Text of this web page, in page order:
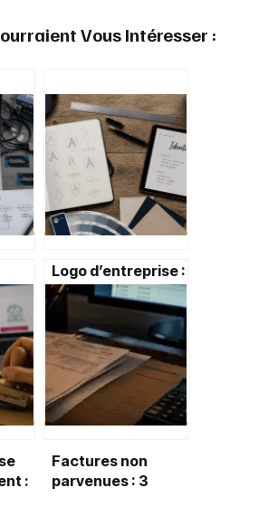
Vous Intéresser :
Logo d’entreprise :
3 règles d’or et 5
étapes pour une
identité visuelle
mémorable
:
Factures non
parvenues : 3